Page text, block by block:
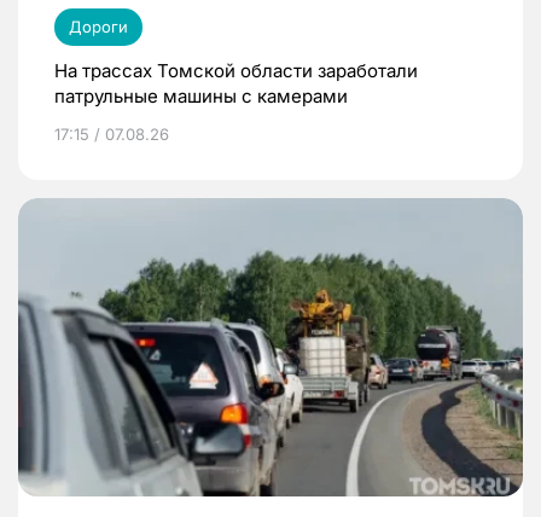
Дороги
На трассах Томской области заработали
патрульные машины с камерами
17:15 / 07.08.26